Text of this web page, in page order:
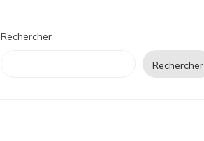
Rechercher
Rechercher